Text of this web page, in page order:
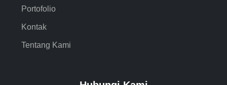
Portofolio
Kontak
Tentang Kami